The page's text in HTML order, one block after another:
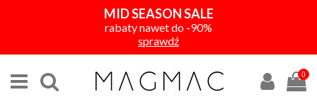
MID SEASON SALE
rabaty nawet do -90%
sprawdź
0